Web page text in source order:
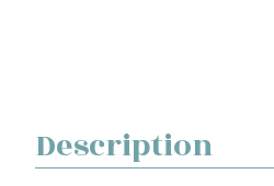
Description